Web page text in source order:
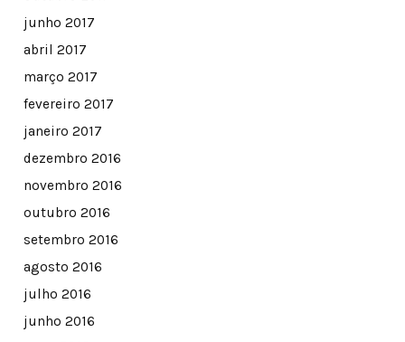
junho 2017
abril 2017
março 2017
fevereiro 2017
janeiro 2017
dezembro 2016
novembro 2016
outubro 2016
setembro 2016
agosto 2016
julho 2016
junho 2016